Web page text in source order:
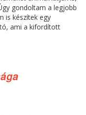
gondoltam a legjobb
is készítek egy
ami a kifordított